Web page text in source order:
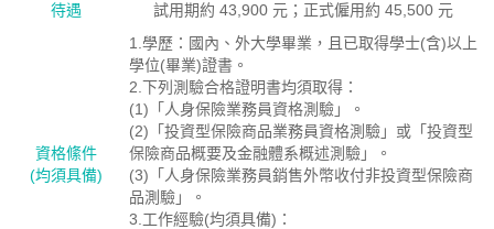
待遇
試用期約 43,900 元；正式僱用約 45,500 元
資格絛件
(均須具備)
1.學歷：國內、外大學畢業，且已取得學士(含)以上
學位(畢業)證書。
2.下列測驗合格證明書均須取得：
(1)「人身保險業務員資格測驗」。
(2)「投資型保險商品業務員資格測驗」或「投資型
保險商品概要及金融體系概述測驗」。
(3)「人身保險業務員銷售外幣收付非投資型保險商
品測驗」。
3.工作經驗(均須具備)：